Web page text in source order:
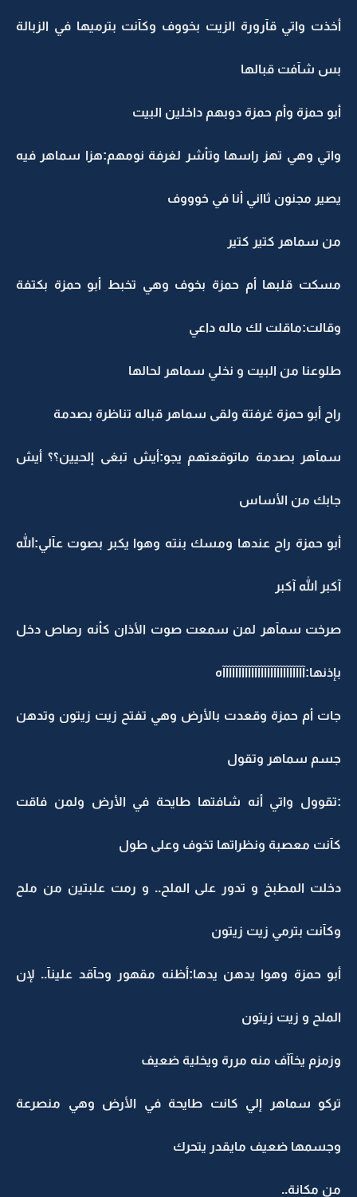
أخذت واتي قآرورة الزيت بخووف وكآنت بترميها في الزبالة
بس شآفت قبالها
أبو حمزة وأم حمزة دوبهم داخلين البيت
واتي وهي تهز راسها وتأشر لغرفة نومهم:هزا سماهر فيه
يصير مجنون ثااني أنا في خوووف
من سماهر كتير كتير
مسكت قلبها أم حمزة بخوف وهي تخبط أبو حمزة بكتفة
وقالت:ماقلت لك ماله داعي
طلوعنا من البيت و نخلي سماهر لحالها
راح أبو حمزة غرفتة ولقى سماهر قباله تناظرة بصدمة
سمآهر بصدمة ماتوقعتهم يجو:أيش تبغى إلحيين؟؟ أيش
جابك من الأساس
أبو حمزة راح عندها ومسك بنته وهوا يكبر بصوت عآلي:الله
آكبر الله آكبر
صرخت سمآهر لمن سمعت صوت الأذان كأنه رصاص دخل
بإذنها:آآآآآآآآآآآآآآآآآآآآآآآآآآه
جات أم حمزة وقعدت بالأرض وهي تفتح زيت زيتون وتدهن
جسم سماهر وتقول
:تقوول واتي أنه شافتها طايحة في الأرض ولمن فاقت
كآنت معصبة ونظراتها تخوف وعلى طول
دخلت المطبخ و تدور على الملح.. و رمت علبتين من ملح
وكآنت بترمي زيت زيتون
أبو حمزة وهوا يدهن يدها:أظنه مقهور وحآقد علينآ.. لإن
الملح و زيت زيتون
وزمزم يخآآف منه مررة ويخلية ضعيف
تركو سماهر إلي كانت طايحة في الأرض وهي منصرعة
وجسمها ضعيف مايقدر يتحرك
من مكانة..